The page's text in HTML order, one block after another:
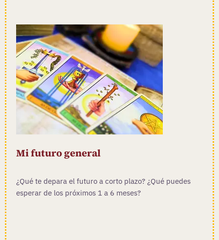
Mi futuro general
¿Qué te depara el futuro a corto plazo? ¿Qué puedes
esperar de los próximos 1 a 6 meses?